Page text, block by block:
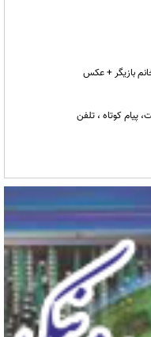
بازیگر + عکس
پیام کوتاه ، تلفن